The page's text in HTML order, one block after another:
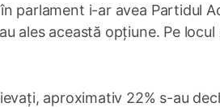
parlament i-ar avea Partidul
ales această opțiune. Pe
aproximativ 22% s-au